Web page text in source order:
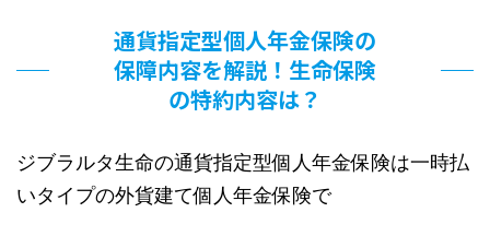
通貨指定型個人年金保険の
保障内容を解説！生命保険
の特約内容は？
ジブラルタ生命の通貨指定型個人年金保険は一時払
いタイプの外貨建て個人年金保険で